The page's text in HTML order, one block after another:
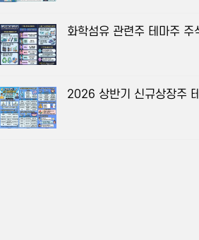
화학섬유 관련주 테마주 주
2026 상반기 신규상장주